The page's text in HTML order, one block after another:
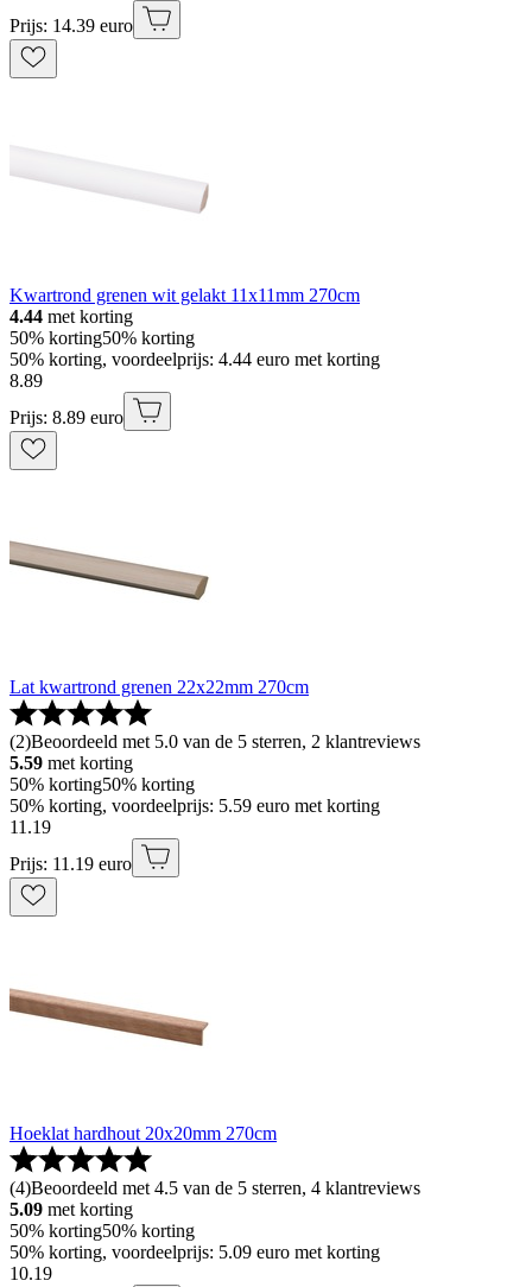
Prijs: 14.39 euro
Kwartrond grenen wit gelakt 11x11mm 270cm
4.44 met korting
50% korting50% korting
50% korting, voordeelprijs: 4.44 euro met korting
8.89
Prijs: 8.89 euro
Lat kwartrond grenen 22x22mm 270cm
(2)Beoordeeld met 5.0 van de 5 sterren, 2 klantreviews
5.59 met korting
50% korting50% korting
50% korting, voordeelprijs: 5.59 euro met korting
11 .19
Prijs: 11.19 euro
Hoeklat hardhout 20x20mm 270cm
(4)Beoordeeld met 4.5 van de 5 sterren, 4 klantreviews
5.09 met korting
50% korting50% korting
50% korting, voordeelprijs: 5.09 euro met korting
10.19